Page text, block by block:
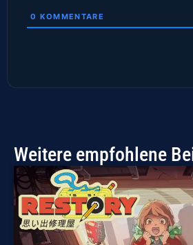
0 KOMMENTARE
Weitere empfohlene